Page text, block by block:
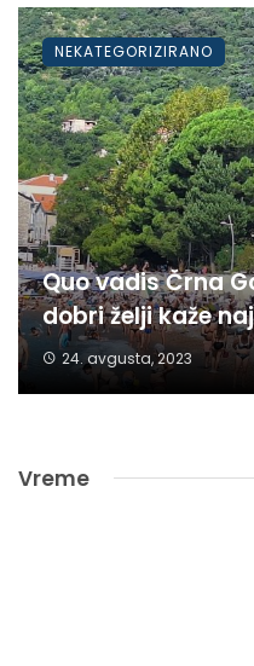
Quo vadis Črna
dobri želji kaže
24. avgusta, 2023
NEKATEGORIZIRANO
Vreme